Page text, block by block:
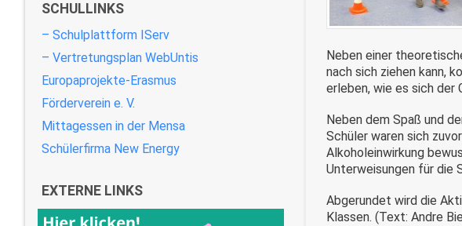
Neben einer
nach sich ziehen kann,
erleben, wie es sich der
Neben dem Spaß und
Schüler waren sich
Alkoholeinwirkung
Unterweisungen für die
Abgerundet wird die
Klassen. (Text: Andre
SCHULLINKS
– Schulplattform IServ
– Vertretungsplan WebUntis
Europaprojekte-Erasmus
Förderverein e. V.
Mittagessen in der Mensa
Schülerfirma New Energy
EXTERNE LINKS